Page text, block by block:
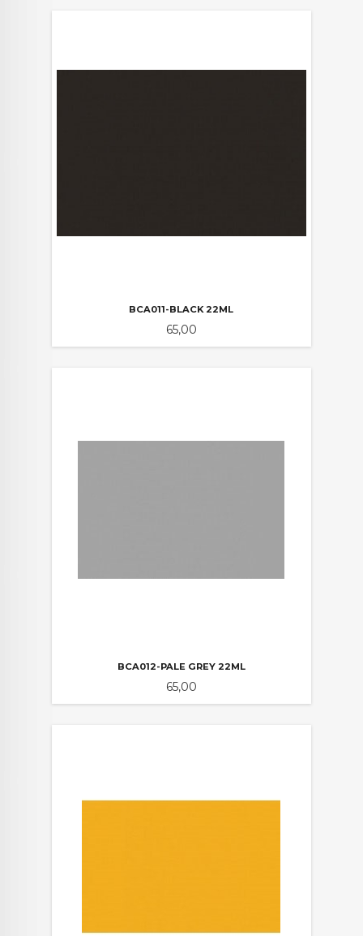
BCA011-BLACK 22ML
Pris
65,00
BCA012-PALE GREY 22ML
Pris
65,00